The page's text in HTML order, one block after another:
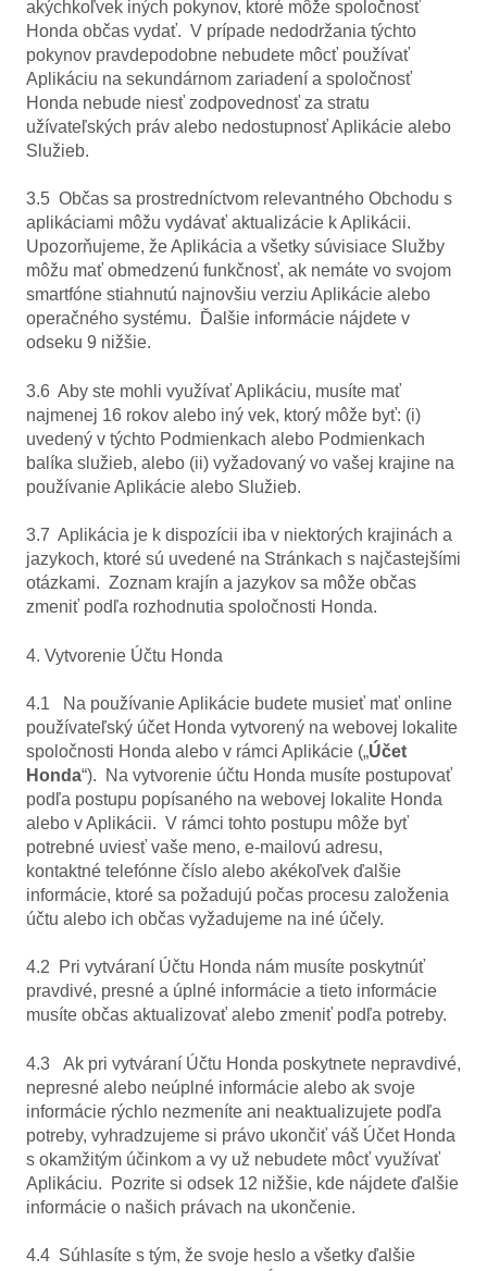
akýchkoľvek iných pokynov, ktoré môže spoločnosť
Honda občas vydať. V prípade nedodržania týchto
pokynov pravdepodobne nebudete môcť používať
Aplikáciu na sekundárnom zariadení a spoločnosť
Honda nebude niesť zodpovednosť za stratu
užívateľských práv alebo nedostupnosť Aplikácie alebo
Služieb.
3.5 Občas sa prostredníctvom relevantného Obchodu s
aplikáciami môžu vydávať aktualizácie k Aplikácii.
Upozorňujeme, že Aplikácia a všetky súvisiace Služby
môžu mať obmedzenú funkčnosť, ak nemáte vo svojom
smartfóne stiahnutú najnovšiu verziu Aplikácie alebo
operačného systému. Ďalšie informácie nájdete v
odseku 9 nižšie.
3.6 Aby ste mohli využívať Aplikáciu, musíte mať
najmenej 16 rokov alebo iný vek, ktorý môže byť: (i)
uvedený v týchto Podmienkach alebo Podmienkach
balíka služieb, alebo (ii) vyžadovaný vo vašej krajine na
používanie Aplikácie alebo Služieb.
3.7 Aplikácia je k dispozícii iba v niektorých krajinách a
jazykoch, ktoré sú uvedené na Stránkach s najčastejšími
otázkami. Zoznam krajín a jazykov sa môže občas
zmeniť podľa rozhodnutia spoločnosti Honda.
4. Vytvorenie Účtu Honda
4.1 Na používanie Aplikácie budete musieť mať online
používateľský účet Honda vytvorený na webovej lokalite
spoločnosti Honda alebo v rámci Aplikácie („Účet
Honda“). Na vytvorenie účtu Honda musíte postupovať
podľa postupu popísaného na webovej lokalite Honda
alebo v Aplikácii. V rámci tohto postupu môže byť
potrebné uviesť vaše meno, e-mailovú adresu,
kontaktné telefónne číslo alebo akékoľvek ďalšie
informácie, ktoré sa požadujú počas procesu založenia
účtu alebo ich občas vyžadujeme na iné účely.
4.2 Pri vytváraní Účtu Honda nám musíte poskytnúť
pravdivé, presné a úplné informácie a tieto informácie
musíte občas aktualizovať alebo zmeniť podľa potreby.
4.3 Ak pri vytváraní Účtu Honda poskytnete nepravdivé,
nepresné alebo neúplné informácie alebo ak svoje
informácie rýchlo nezmeníte ani neaktualizujete podľa
potreby, vyhradzujeme si právo ukončiť váš Účet Honda
s okamžitým účinkom a vy už nebudete môcť využívať
Aplikáciu. Pozrite si odsek 12 nižšie, kde nájdete ďalšie
informácie o našich právach na ukončenie.
4.4 Súhlasíte s tým, že svoje heslo a všetky ďalšie